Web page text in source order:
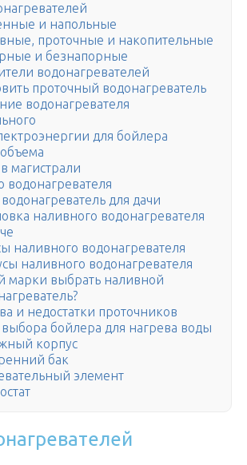
и напольные
проточные и накопительные
и безнапорные
водонагревателей
проточный водонагреватель
водонагревателя
для бойлера
магистрали
водонагревателя
для дачи
наливного водонагревателя
наливного водонагревателя
наливного водонагревателя
марки выбрать наливной
и недостатки проточников
бойлера для нагрева воды
корпус
бак
элемент